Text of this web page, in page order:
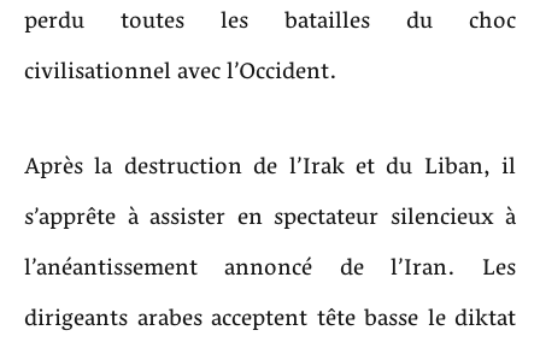
perdu toutes les batailles du choc
civilisationnel avec l’Occident.
Après la destruction de l’Irak et du Liban, il
s’apprête à assister en spectateur silencieux à
l’anéantissement annoncé de l’Iran. Les
dirigeants arabes acceptent tête basse le diktat